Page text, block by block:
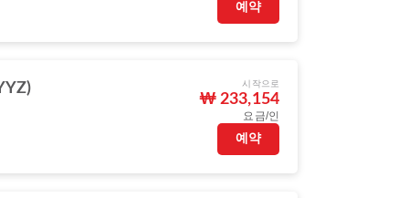
예약
시작으로
₩ 233,154
요금/인
예약